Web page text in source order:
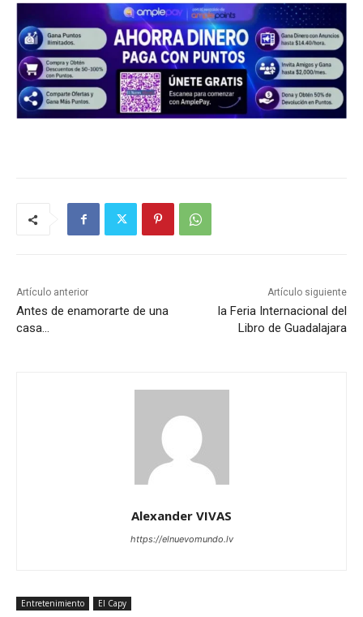
Artículo anterior
Antes de enamorarte de una
casa…
Artículo siguiente
la Feria Internacional del
Libro de Guadalajara
Alexander VIVAS
https://elnuevomundo.lv
Entretenimiento El Capy